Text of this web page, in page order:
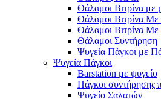
Θάλαμοι Βιτρίνα με
Θάλαμοι Βιτρίνα
Θάλαμοι Βιτρίνα
Θάλαμοι Συντήρηση
Ψυγεία Πάγκοι με
Ψυγεία Πάγκοι
Barstation με ψυγείο
Πάγκοι συντήρησης
Ψυγείο Σαλατών